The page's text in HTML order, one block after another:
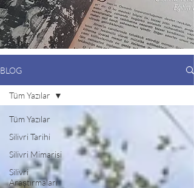
BLOG
Tüm Yazılar
Silivri Tarihi
Silivri Mimarisi
Silivri
Araştırmaları
Tüm Yazılar